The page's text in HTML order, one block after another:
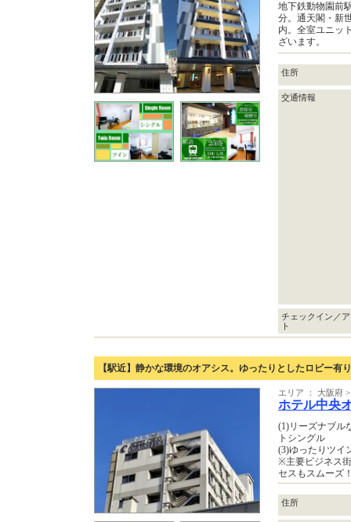
地下鉄動物園前
分。通天閣・新
内。全室ユニッ
ざいます。
住所
交通情報
チェックイン／
ト
【駅近】静かな環境のオアシス。ゆったりとしたロビー有り
エリア ： 大阪府
ホテル中央
(1)リーズナブル
トシング
(3)ゆったりツイ
※主要ビジネス
セスもスムーズ
住所